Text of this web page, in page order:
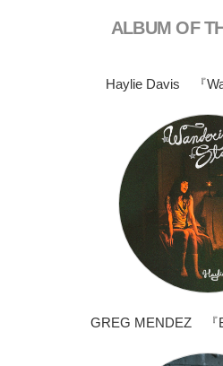
ALBUM OF
Haylie Davis 『
GREG MENDEZ 『